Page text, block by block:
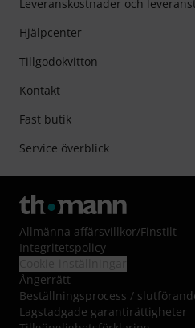
Leveranskostnader och
Hjälpcenter
Tillgodokvitton
Kontakt
Fast butik
Service överblick
Allmänna affärsvillkor/Finstilt
Integritetspolicy
Ångerrätt
Beställningsprocess /
Lagstadgade garantirättigheter